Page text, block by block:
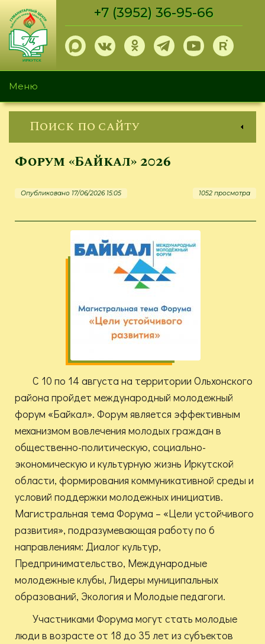
Перейти
основному
содержанию
+7 (3952) 36-95-66
Меню
Поиск по сайту
Форум «Байкал» 2026
Опубликовано 17/06/2026 15:05 1052 просмотра
С 10 по 14 августа на территории Ольхонского
района пройдет международный молодежный
форум «Байкал». Форум является эффективным
механизмом вовлечения молодых граждан в
общественно-политическую, социально-
экономическую и культурную жизнь Иркутской
области, формирования коммуникативной среды и
условий поддержки молодежных инициатив.
Магистральная тема Форума – «Цели устойчивого
развития», подразумевающая работу по 6
направлениям: Диалог культур,
Предпринимательство, Международные
молодежные клубы, Лидеры муниципальных
образований, Экология и Молодые педагоги.
Участниками Форума могут стать молодые
люди в возрасте от 18 до 35 лет из субъектов